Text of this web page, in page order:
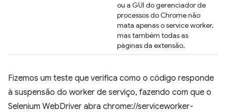
ou a GUI do gerenciador de
processos do Chrome não
mata apenas o service worker,
mas também todas as
páginas da extensão.
Fizemos um teste que verifica como o código responde
à suspensão do worker de serviço, fazendo com que o
Selenium WebDriver abra chrome://serviceworker-